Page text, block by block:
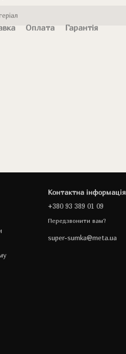
Оплата Гарантія
Контактна інформація
+380 93 389 01 09
Передзвонити вам?
super-sumka@meta.ua